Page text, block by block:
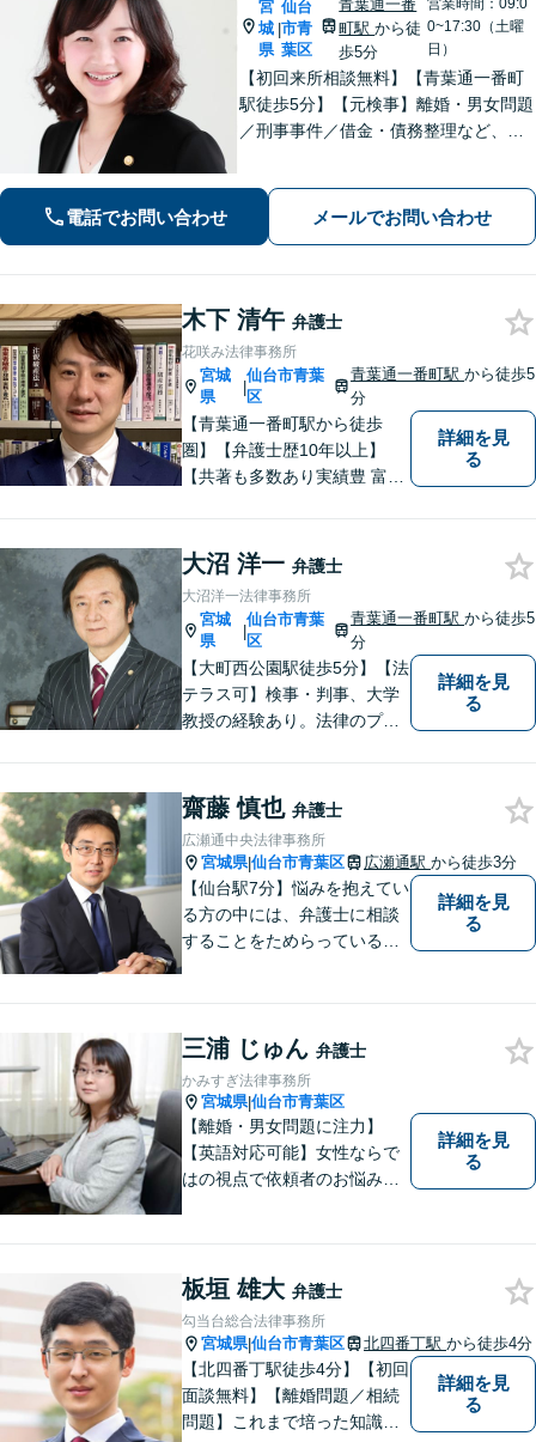
宮
城
県
|
仙台
市青
葉区
青葉通一番
町駅から徒
歩5分
営業時間：09:0
0~17:30（土曜
日）
【初回来所相談無料】【青葉通一番町
駅徒歩5分】【元検事】離婚・男女問題
／刑事事件／借金・債務整理など、あ
い、最善の解決策へと導くことを最も
重視しています。お困りの方はご相談
電話でお問い合わせ メールでお問い合わせ
木下 清午 弁護士
花咲み法律事務所
宮城
県
|
仙台市青葉
区
青葉通一番町駅から徒歩5
分
【青葉通一番町駅から徒歩
圏】【弁護士歴10年以上】
【共著も多数あり実績豊 富】
通した深いアドバ イスが可
能。借金・債務整理に関して
も熟知。
詳細を見
る
大沼 洋一 弁護士
大沼洋一法律事務所
宮城
県
|
仙台市青葉
区
青葉通一番町駅から徒歩5
分
【大町西公園駅徒歩5分】【法
テラス可】検事・判事、大学
教授の経験あり。法律のプロ
トーにしています。「相談し
てよかった」と思ってもらえ
るような弁護士を目指し、
日々精進いたします。
詳細を見
る
齋藤 慎也 弁護士
広瀬通中央法律事務所
宮城県|仙台市青葉区 広瀬通駅 から徒歩3分
【仙台駅7分】悩みを抱えてい
る方の中には、弁護士に相談
することをためらっている方
待できます。 どんなことで
も、お気軽に相談ください。
詳細を見
る
三浦 じゅん 弁護士
かみすぎ法律事務所
宮城県|仙台市青葉区
【離婚・男女問題に注力】
【英語対応可能】女性ならで
はの視点で依頼者のお悩みに
のお困り事がございました
ら、お気軽にご相談くださ
い。
詳細を見
る
板垣 雄大 弁護士
勾当台総合法律事務所
宮城県|仙台市青葉区 北四番丁駅 から徒歩4分
【北四番丁駅徒歩4分】【初回
面談無料】【離婚問題／相続
問題】これまで培った知識と
詳細を見
る